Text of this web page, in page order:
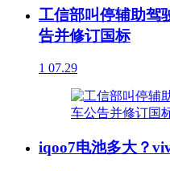
工信部叫停辅助驾
告并修订国标
1 07.29
iqoo7电池多大？